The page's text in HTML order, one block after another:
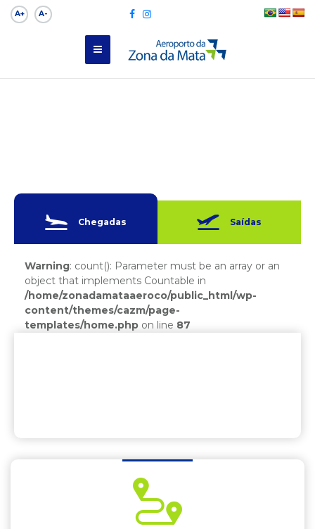
A+ A-
Chegadas Saídas
Warning: count(): Parameter must be an array or an
object that implements Countable in
/home/zonadamataaeroco/public_html/wp-
content/themes/cazm/page-
templates/home.php on line 87